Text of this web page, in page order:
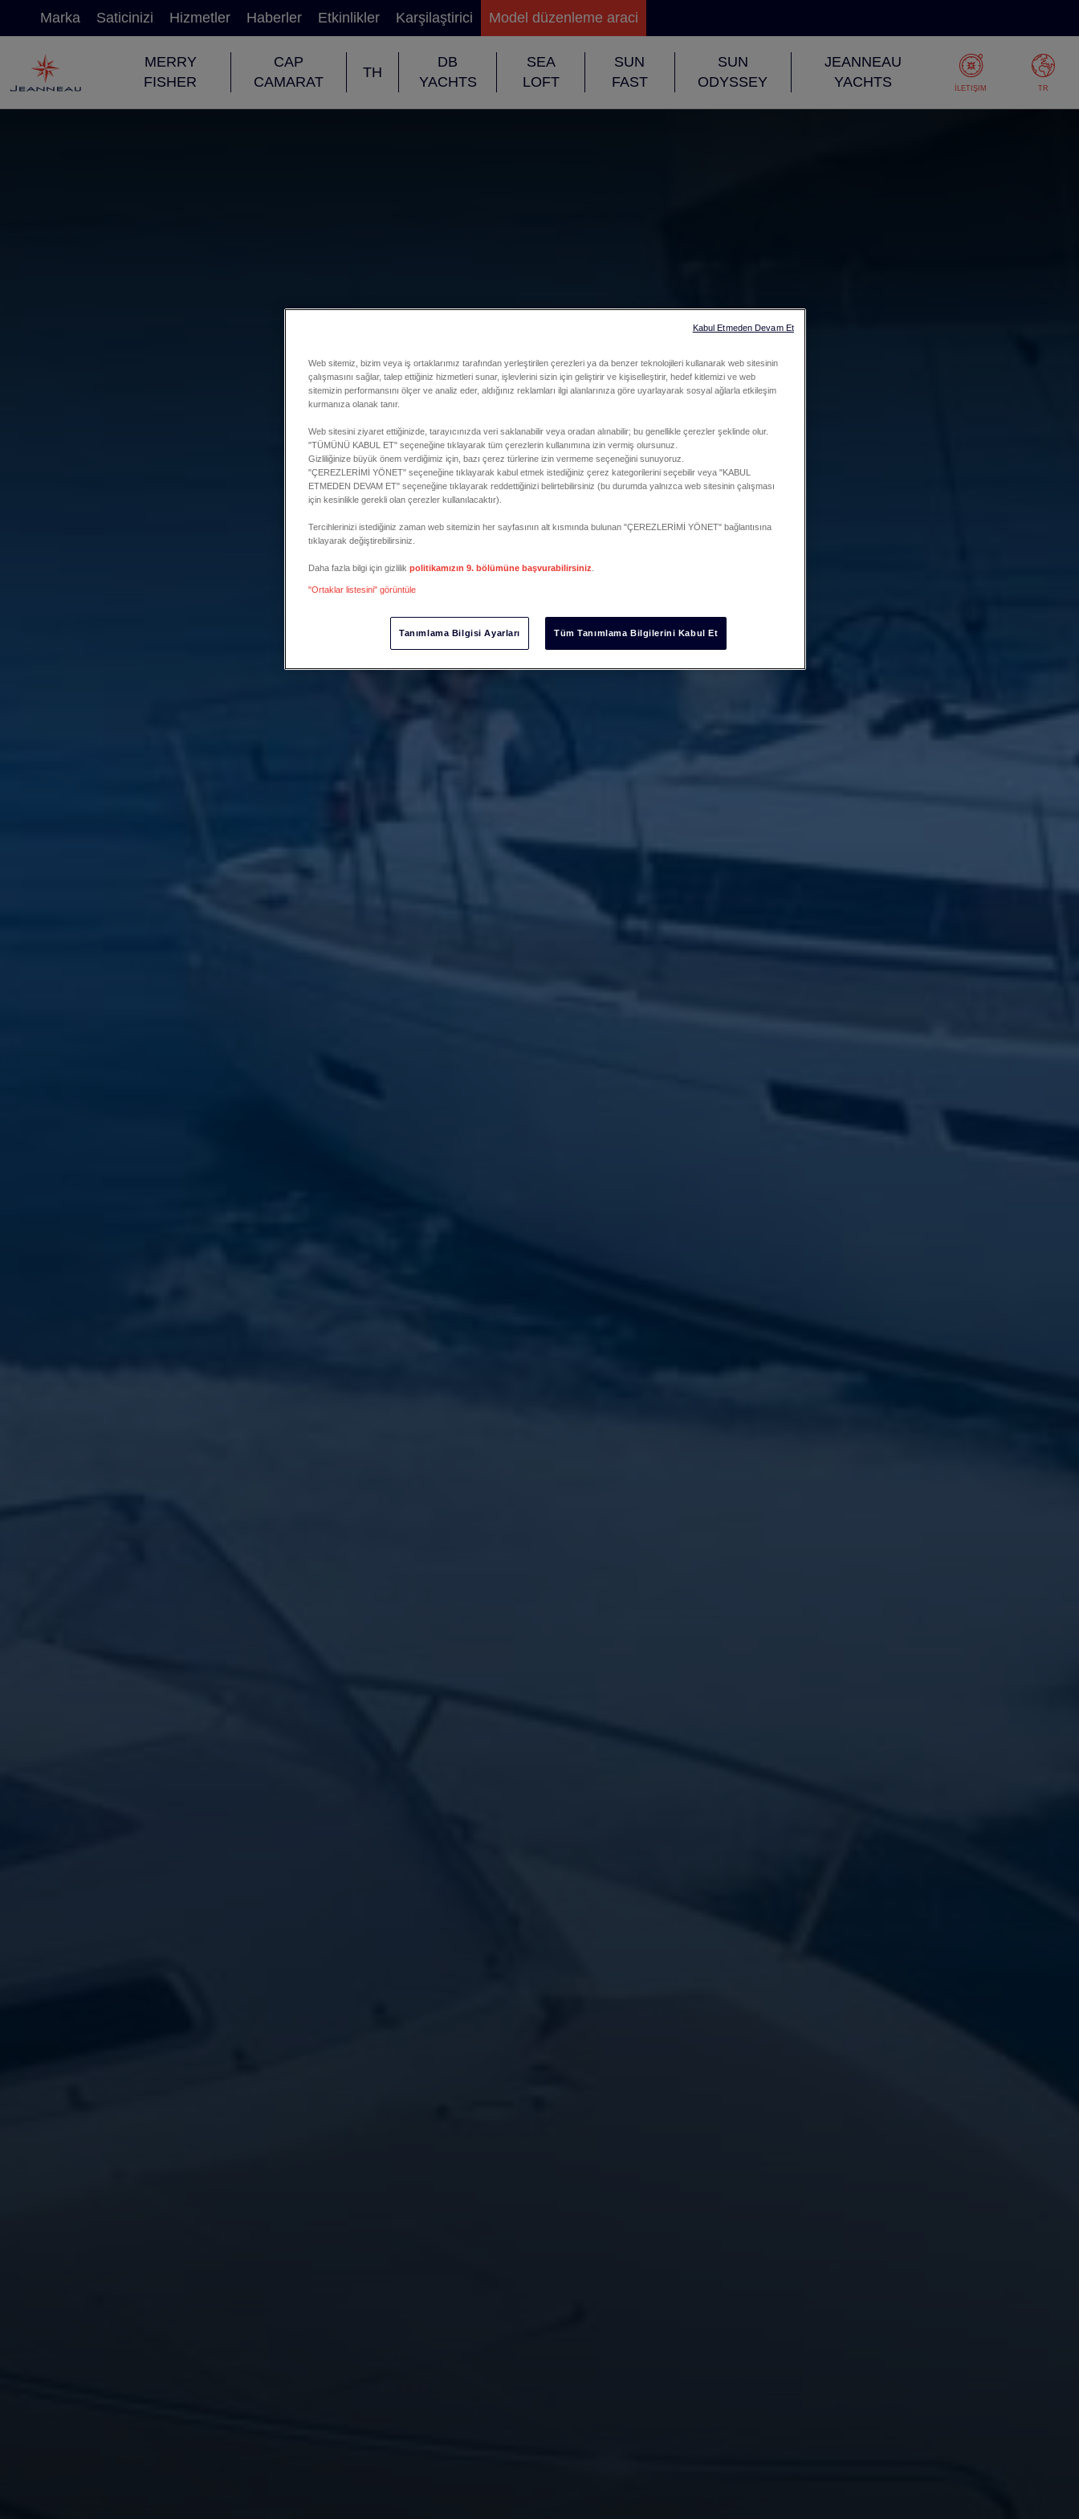
Marka Saticinizi Hizmetler Haberler Etkinlikler Karşilaştirici Model düzenleme araci
MERRY
FISHER
CAP
CAMARAT
TH
DB
YACHTS
SEA
LOFT
SUN
FAST
SUN
ODYSSEY
JEANNEAU
YACHTS
İLETIŞIM TR
Web sitemiz, bizim veya iş ortaklarımız tarafından yerleştirilen çerezleri ya da benzer teknolojileri kullanarak web sitesinin
çalışmasını sağlar, talep ettiğiniz hizmetleri sunar, işlevlerini sizin için geliştirir ve kişiselleştirir, hedef kitlemizi ve web
sitemizin performansını ölçer ve analiz eder, aldığınız reklamları ilgi alanlarınıza göre uyarlayarak sosyal ağlarla etkileşim
kurmanıza olanak tanır.
Web sitesini ziyaret ettiğinizde, tarayıcınızda veri saklanabilir veya oradan alınabilir; bu genellikle çerezler şeklinde olur.
"TÜMÜNÜ KABUL ET" seçeneğine tıklayarak tüm çerezlerin kullanımına izin vermiş olursunuz.
Gizliliğinize büyük önem verdiğimiz için, bazı çerez türlerine izin vermeme seçeneğini sunuyoruz.
"ÇEREZLERİMİ YÖNET" seçeneğine tıklayarak kabul etmek istediğiniz çerez kategorilerini seçebilir veya "KABUL
ETMEDEN DEVAM ET" seçeneğine tıklayarak reddettiğinizi belirtebilirsiniz (bu durumda yalnızca web sitesinin çalışması
için kesinlikle gerekli olan çerezler kullanılacaktır).
Tercihlerinizi istediğiniz zaman web sitemizin her sayfasının alt kısmında bulunan "ÇEREZLERİMİ YÖNET" bağlantısına
tıklayarak değiştirebilirsiniz.
Daha fazla bilgi için gizlilik politikamızın 9. bölümüne başvurabilirsiniz
"Ortaklar listesini" görüntüle
Tanımlama Bilgisi Ayarları Tüm Tanımlama Bilgilerini Kabul Et
Kabul Etmeden Devam Et